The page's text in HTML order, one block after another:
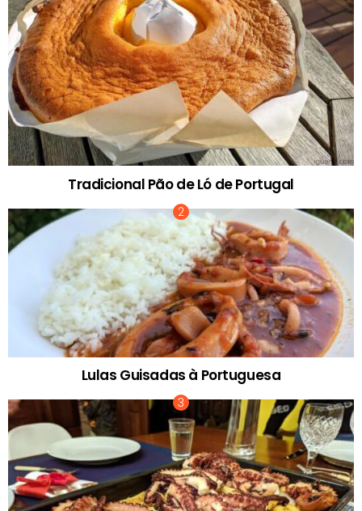
Tradicional Pão de Ló de Portugal
Lulas Guisadas à Portuguesa